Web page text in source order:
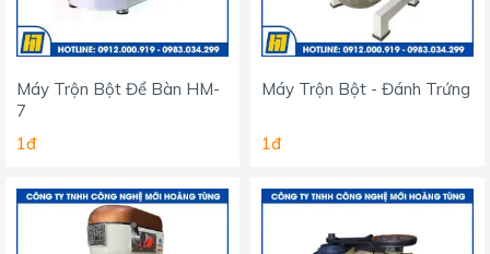
Máy Trộn Bột Để Bàn HM-
7
1đ
Máy Trộn Bột - Đánh Trứng
1đ